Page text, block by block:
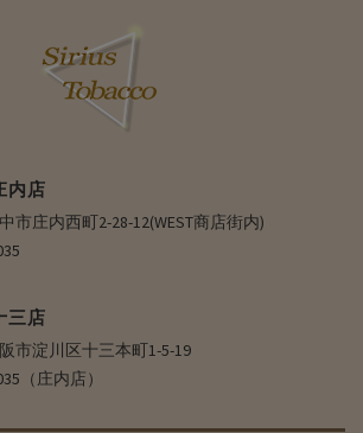
内店
市庄内西町2-28-12(WEST商店街内)
三店
市淀川区十三本町1-5-19
（庄内店）